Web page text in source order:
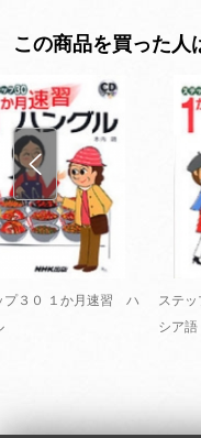
この商品を買った人
プ３０ １か月速習 ハ
ステ
シア語